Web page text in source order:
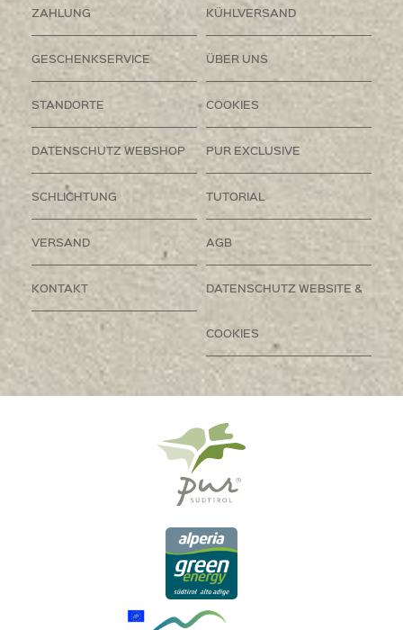
ZAHLUNG KÜHLVERSAND
GESCHENKSERVICE ÜBER UNS
STANDORTE COOKIES
DATENSCHUTZ WEBSHOP PUR EXCLUSIVE
SCHLICHTUNG TUTORIAL
VERSAND AGB
KONTAKT DATENSCHUTZ WEBSITE &
COOKIES